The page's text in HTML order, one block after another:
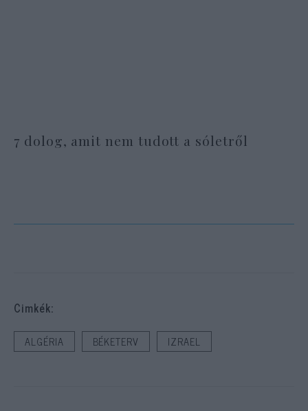
7 dolog, amit nem tudott a sóletről
Cimkék:
ALGÉRIA BÉKETERV IZRAEL